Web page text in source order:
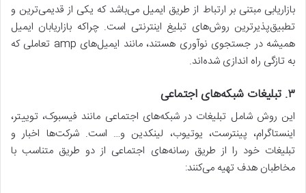
بازاریابی مبتنی بر ارتباط از طریق ایمیل می‌باشد که یکی از قدیمی‌ترین و
تطبیق‌پذیرترین روش‌های تبلیغ اینترنتی است. چراکه بازاریابان ایمیل
همیشه در جستجوی نوآوری هستند، مانند ایمیل‌های amp تعاملی که
به تازگی راه اندازی شده‌اند.
۳. تبلیغات شبکههای اجتماعی
این روش شامل تبلیغات در شبکه‌های اجتماعی مانند فیسبوک، توییتر،
اینستاگرام، پینترست، یوتیوب، لینکدین و… است. شرکت‌ها اخبار و
تبلیغات خود را از طریق رسانه‌های اجتماعی از دو طریق متناسب با
مخاطبان هدف تهیه می‌کنند: